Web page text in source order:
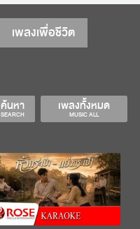
เพลงเพื่อชีวิต
เพลงทั้งหมด
MUSIC ALL
ค้นหา
SEARCH